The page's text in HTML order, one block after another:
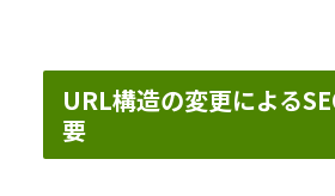
URL構造の変更による
要